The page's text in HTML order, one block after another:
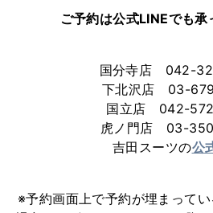
ご予約は公式LINEでも承
国分寺店 042-
下北沢店 03-
国立店 042-
虎ノ門店 03-
吉田スーツの公
※予約画面上で予約が埋まって